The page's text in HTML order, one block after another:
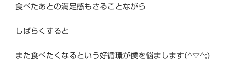
食べたあとの満足感もさることながら
しばらくすると
また食べたくなるという好循環が僕を悩まします(^▽^;)